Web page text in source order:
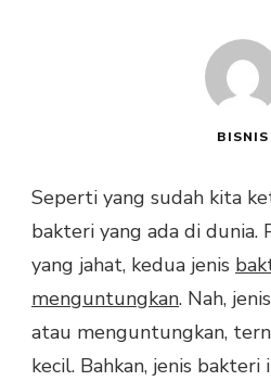
BISNIS
Seperti yang sudah kita
bakteri yang ada di dunia.
yang jahat, kedua jenis
menguntungkan. Nah,
atau menguntungkan,
kecil. Bahkan, jenis